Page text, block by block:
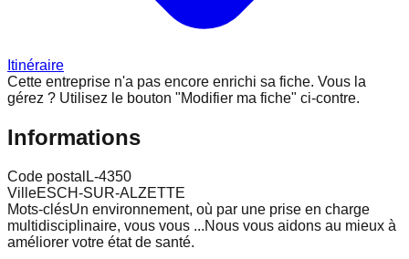
Itinéraire
Cette entreprise n'a pas encore enrichi sa fiche. Vous la
gérez ? Utilisez le bouton "Modifier ma fiche" ci-contre.
Informations
Code postal L-4350
VilleESCH-SUR-ALZETTE
Mots-clésUn environnement, où par une prise en charge
multidisciplinaire, vous vous ...Nous vous aidons au mieux à
améliorer votre état de santé.